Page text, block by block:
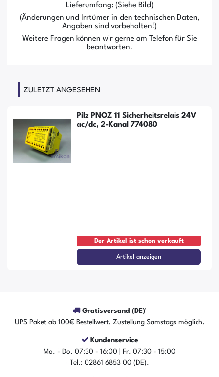
Lieferumfang: (Siehe Bild)
(Änderungen und Irrtümer in den technischen Daten,
Angaben sind vorbehalten!)
Weitere Fragen können wir gerne am Telefon für Sie
beantworten.
ZULETZT ANGESEHEN
Pilz PNOZ 11 Sicherheitsrelais 24V
ac/dc, 2-Kanal 774080
Der Artikel ist schon verkauft
Artikel anzeigen
Gratisversand (DE)¹
UPS Paket ab 100€ Bestellwert. Zustellung Samstags möglich.
Kundenservice
Mo. - Do. 07:30 - 16:00 | Fr. 07:30 - 15:00
Tel.: 02861 6853 00 (DE).